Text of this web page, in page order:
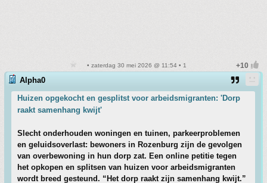
• zaterdag 30 mei 2026 @ 11:54 • 1
Alpha0
Huizen opgekocht en gesplitst voor arbeidsmigranten: 'Dorp
raakt samenhang kwijt'
Slecht onderhouden woningen en tuinen, parkeerproblemen
en geluidsoverlast: bewoners in Rozenburg zijn de gevolgen
van overbewoning in hun dorp zat. Een online petitie tegen
het opkopen en splitsen van huizen voor arbeidsmigranten
wordt breed gesteund. “Het dorp raakt zijn samenhang kwijt.”